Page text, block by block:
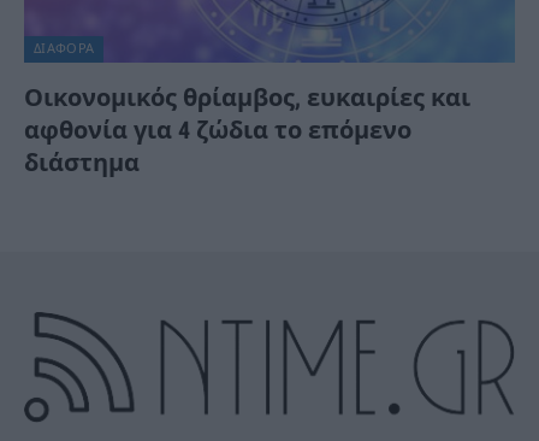
ΔΙΆΦΟΡΑ
Οικονομικός θρίαμβος, ευκαιρίες και
αφθονία για 4 ζώδια το επόμενο
διάστημα